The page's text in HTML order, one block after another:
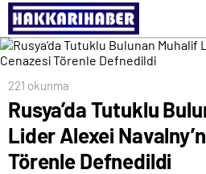
Defnedildi
221 okunma
Rusya’da Tutuklu
Lider Alexei
Törenle Defnedildi